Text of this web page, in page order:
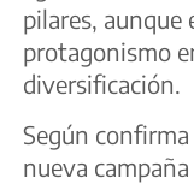
pilares, aunque
protagonismo
diversificación.
Según
nueva